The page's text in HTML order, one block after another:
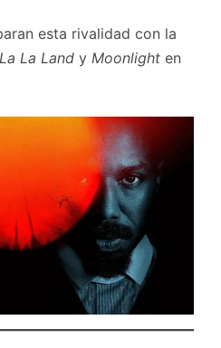
esta rivalidad con la
La La Land y Moonlight en